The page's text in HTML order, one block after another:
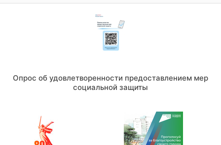
Опрос об удовлетворенности предоставлением мер
социальной защиты